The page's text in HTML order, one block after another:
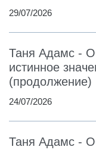
29/07/2026
Таня Адамс -
истинное
(продолжение)
24/07/2026
Таня Адамс -